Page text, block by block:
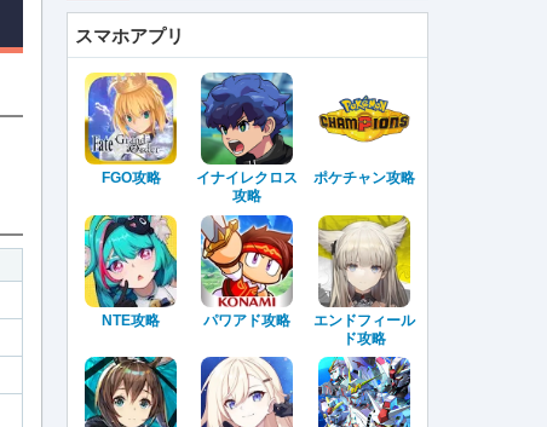
スマホアプリ
FGO攻略
イナイレクロス
攻略
ポケチャン攻略
NTE攻略 パワアド攻略
エンドフィール
ド攻略